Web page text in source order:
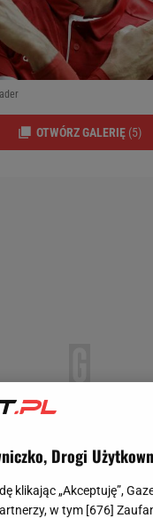
OTWÓRZ GALERIĘ (5)
Drogi
klikając „Akceptuję”,
w tym [676]